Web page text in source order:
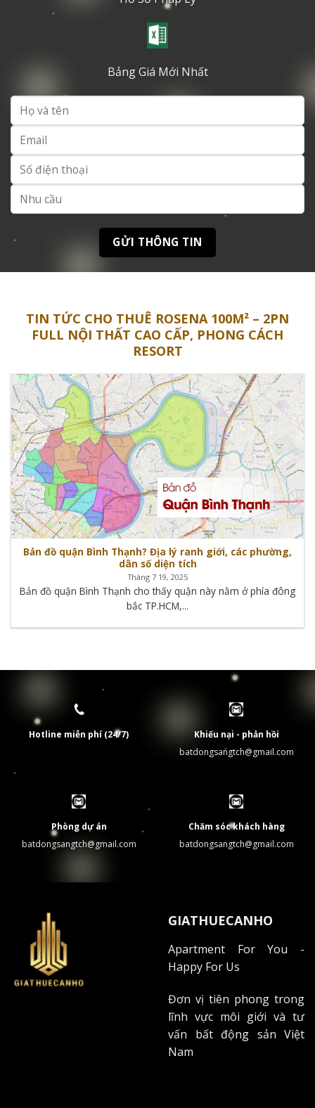
Bảng Giá Mới Nhất
TIN TỨC CHO THUÊ ROSENA 100M² – 2PN
FULL NỘI THẤT CAO CẤP, PHONG CÁCH
RESORT
Bản đồ quận Bình Thạnh? Địa lý ranh giới, các phường,
dân số diện tích
Tháng 7 19, 2025
Bản đồ quận Bình Thạnh cho thấy quận này nằm ở phía đông
bắc TP.HCM,...
Hotline miễn phí (24/7)
Khiếu nại - phản hồi
batdongsangtch@gmail.com
Phòng dự án
batdongsangtch@gmail.com
Chăm sóc khách hàng
batdongsangtch@gmail.com
GIATHUECANHO
Apartment For You -
Happy For Us
Đơn vị tiên phong trong
lĩnh vực môi giới và tư
vấn bất động sản Việt
Nam